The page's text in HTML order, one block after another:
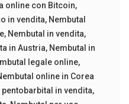
online con Bitcoin,
in vendita, Nembutal
, Nembutal in vendita,
in Austria, Nembutal in
legale online,
online in Corea
pentobarbital in vendita,